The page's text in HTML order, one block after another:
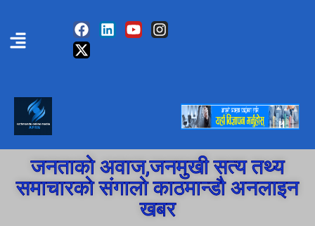
जनताको अवाज,जनमुखी सत्य तथ्य
समाचारको संगालो काठमान्डौ अनलाइन
खबर